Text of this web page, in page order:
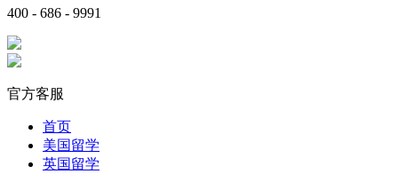
400 - 686 - 9991
官方客服
首页
美国留学
英国留学